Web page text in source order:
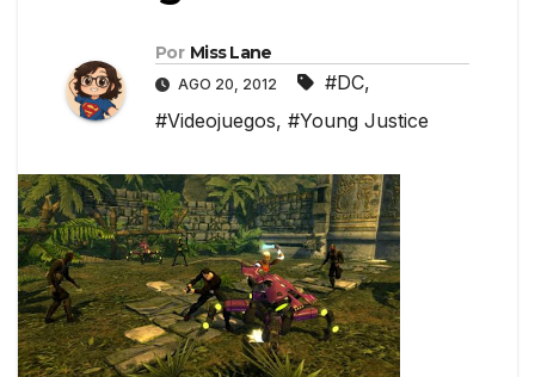
Por Miss Lane
AGO 20, 2012 #DC,
#Videojuegos, #Young Justice